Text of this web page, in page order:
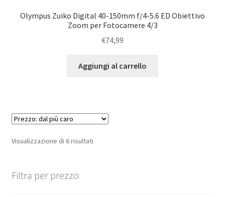
Olympus Zuiko Digital 40-150mm f/4-5.6 ED Obiettivo
Zoom per Fotocamere 4/3
€74,99
Aggiungi al carrello
Visualizzazione di 6 risultatiPrezzo:
Filtra per prezzo